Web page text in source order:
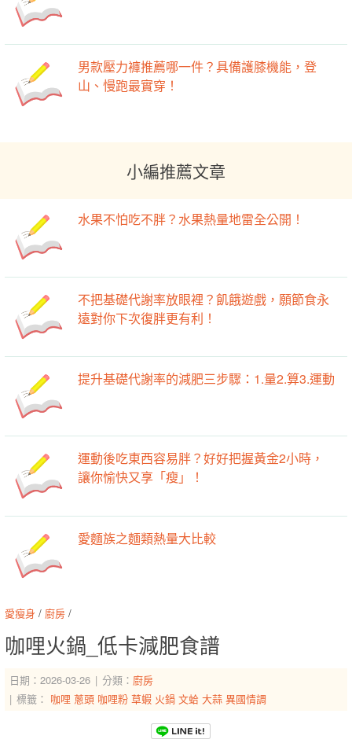
男款壓力褲推薦哪一件？具備護膝機能，登
山、慢跑最實穿！
小編推薦文章
水果不怕吃不胖？水果熱量地雷全公開！
不把基礎代謝率放眼裡？飢餓遊戲，願節食永
遠對你下次復胖更有利！
提升基礎代謝率的減肥三步驟：1.量2.算3.運動
運動後吃東西容易胖？好好把握黃金2小時，
讓你愉快又享「瘦」！
愛麵族之麵類熱量大比較
愛瘦身 / 廚房 /
咖哩火鍋_低卡減肥食譜
日期：2026-03-26 分類： 廚房
標籤： 咖哩 蔥頭 咖哩粉 草蝦 火鍋 文蛤 大蒜 異國情調